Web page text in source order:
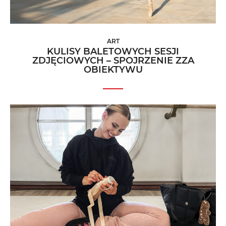
ART
KULISY BALETOWYCH SESJI
ZDJĘCIOWYCH – SPOJRZENIE ZZA
OBIEKTYWU